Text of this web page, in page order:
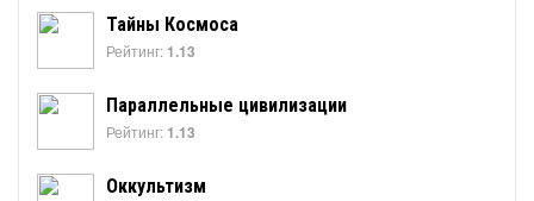
Тайны Космоса
Рейтинг: 1.13
Параллельные цивилизации
Рейтинг: 1.13
Оккультизм